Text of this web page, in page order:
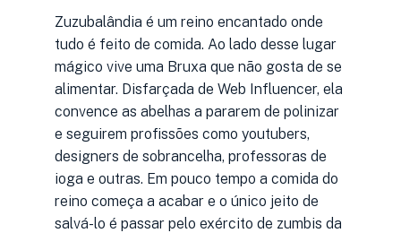
Zuzubalândia é um reino encantado onde
tudo é feito de comida. Ao lado desse lugar
mágico vive uma Bruxa que não gosta de se
alimentar. Disfarçada de Web Influencer, ela
convence as abelhas a pararem de polinizar
e seguirem profissões como youtubers,
designers de sobrancelha, professoras de
ioga e outras. Em pouco tempo a comida do
reino começa a acabar e o único jeito de
salvá-lo é passar pelo exército de zumbis da